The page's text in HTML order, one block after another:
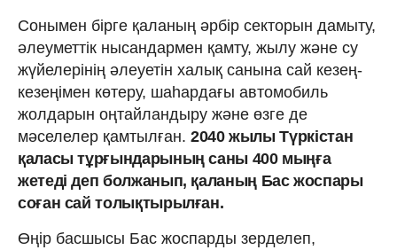
Сонымен бірге қаланың әрбір секторын дамыту,
әлеуметтік нысандармен қамту, жылу және су
жүйелерінің әлеуетін халық санына сай кезең-
кезеңімен көтеру, шаһардағы автомобиль
жолдарын оңтайландыру және өзге де
мәселелер қамтылған. 2040 жылы Түркістан
қаласы тұрғындарының саны 400 мыңға
жетеді деп болжанып, қаланың Бас жоспары
соған сай толықтырылған.
Өңір басшысы Бас жоспарды зерделеп,